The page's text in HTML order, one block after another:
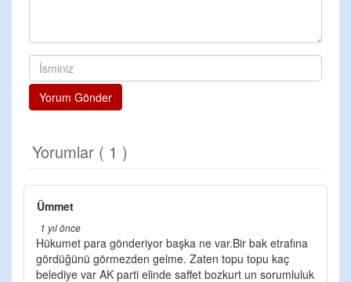
Yorum Gönder
Yorumlar ( 1 )
Ümmet
1 yıl önce
Hükumet para gönderiyor başka ne var.Bir bak etrafına
gördüğünü görmezden gelme. Zaten topu topu kaç
belediye var AK parti elinde saffet bozkurt un sorumluluk